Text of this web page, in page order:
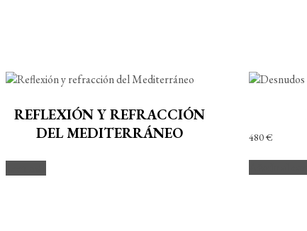
REFLEXIÓN Y REFRACCIÓN
DEL MEDITERRÁNEO
480€